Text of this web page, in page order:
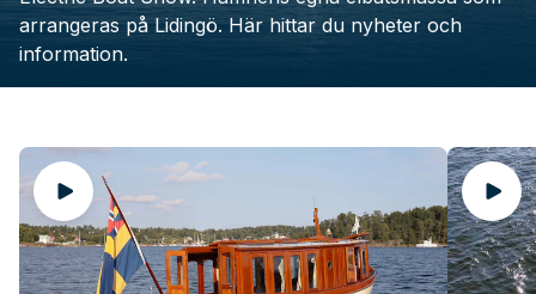
arrangeras på Lidingö. Här hittar du nyheter och
information.